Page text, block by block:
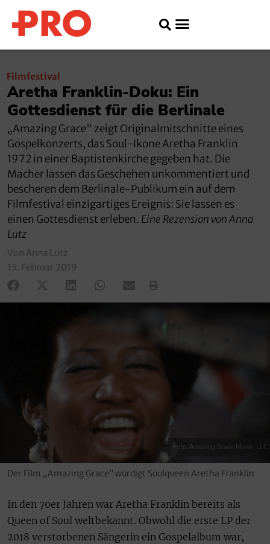
Filmfestival
Aretha Franklin-Doku: Ein
Gottesdienst für die Berlinale
„Amazing Grace" zeigt Originalmitschnitte eines
Gospelkonzerts, das Soul-Ikone Aretha Franklin
1972 in einer Baptistenkirche gegeben hat. Die
Macher lassen das Geschehen unkommentiert und
bescheren dem Berlinale-Publikum ein auf dem
Filmfestival einzigartiges Ereignis: Sie lassen es
einen Gottesdienst erleben. Eine Rezension von Anna
Lutz
Von Anna Lutz
15. Februar 2019
Foto: Amazing Grace Movie, LLC
Der Film „Amazing Grace“ würdigt Soulqueen Aretha Franklin
In den 70er Jahren war Aretha Franklin bereits als
Queen of Soul weltbekannt. Obwohl die erste LP der
2018 verstorbenen Sängerin ein Gospelalbum war,